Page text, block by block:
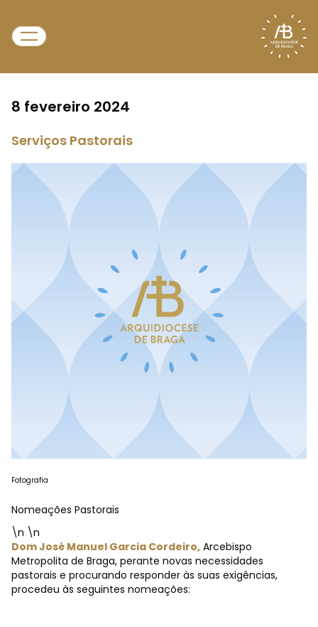
8 fevereiro 2024
Serviços Pastorais
Fotografia
Nomeações Pastorais
\n \n
Dom José Manuel Garcia Cordeiro, Arcebispo
Metropolita de Braga, perante novas necessidades
pastorais e procurando responder às suas exigências,
procedeu às seguintes nomeações: